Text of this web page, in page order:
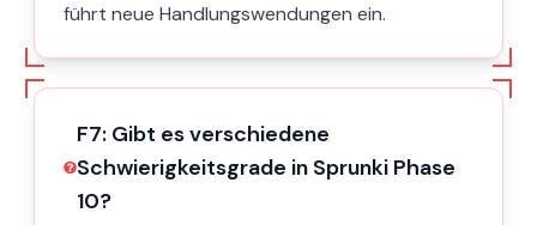
führt neue Handlungswendungen ein.
F7: Gibt es verschiedene
Schwierigkeitsgrade in Sprunki Phase
10?